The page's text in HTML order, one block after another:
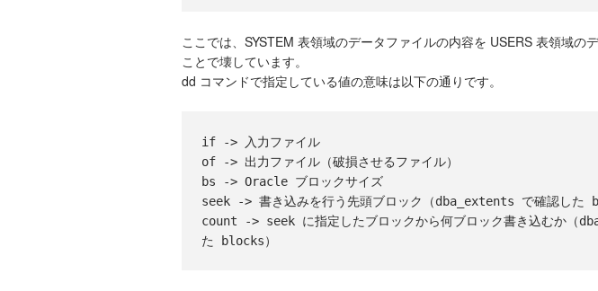
ここでは、SYSTEM 表領域のデータファイルの内容を USERS 表領域の
ことで壊しています。
dd コマンドで指定している値の意味は以下の通りです。
if -> 入力ファイル
of -> 出力ファイル（破損させるファイル）
bs -> Oracle ブロックサイズ
seek -> 書き込みを行う先頭ブロック（dba_extents で確認した
count -> seek に指定したブロックから何ブロック書き込むか（